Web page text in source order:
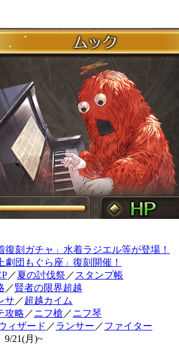
復刻ガチャ」水着ラジエル等が登場！
劇団もぐら座」復刻開催！
／夏の討伐祭 ／ スタンプ帳
／賢者の限界超越
サ ／超越カイム
攻略 ／ニフ槍 ／ニフ琴
ィザード ／ランサー ／ファイター
9/21(月)~